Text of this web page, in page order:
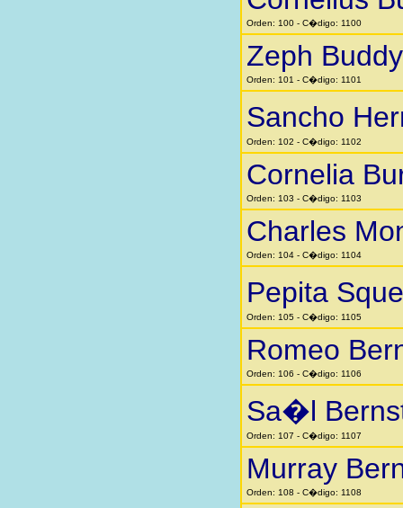
Orden: 100 - C�digo: 1100
Zeph
Orden: 101 - C�digo: 1101
Sancho
Orden: 102 - C�digo: 1102
Cornelia
Orden: 103 - C�digo: 1103
Charles
Orden: 104 - C�digo: 1104
Pepita
Orden: 105 - C�digo: 1105
Romeo
Orden: 106 - C�digo: 1106
Sa�l
Orden: 107 - C�digo: 1107
Murray
Orden: 108 - C�digo: 1108